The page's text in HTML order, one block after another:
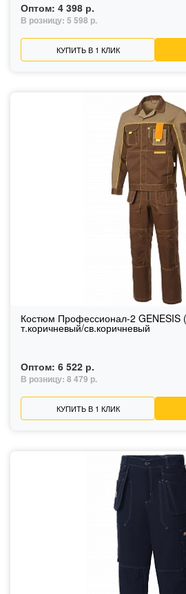
Оптом: 4 398 р.
В розницу: 5 598 р.
КУПИТЬ В 1 КЛИК
Костюм Профессионал-2 GENESIS
т.коричневый/св.коричневый
Оптом: 6 522 р.
В розницу: 8 479 р.
КУПИТЬ В 1 КЛИК